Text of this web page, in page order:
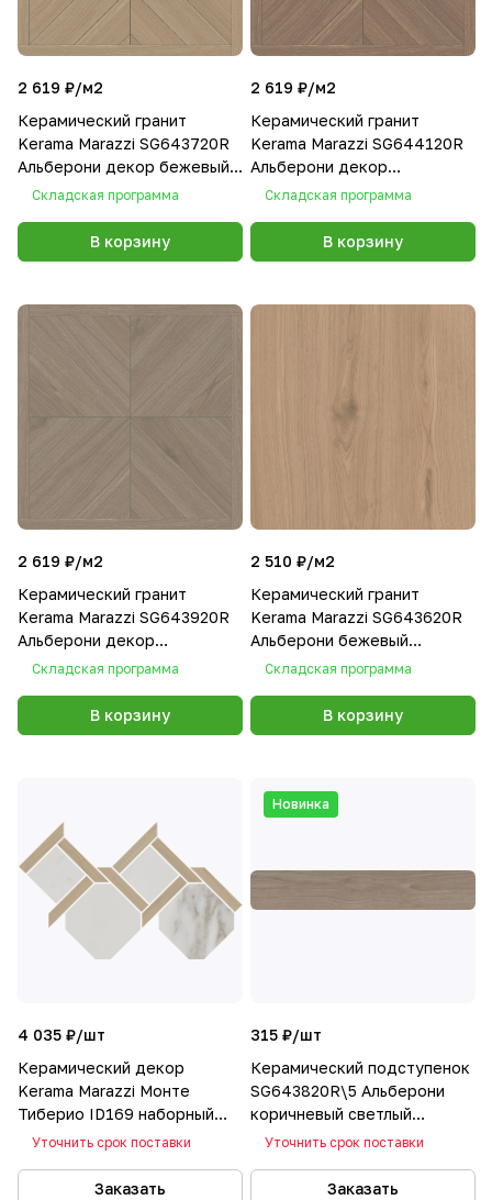
2 619 ₽/м2
Керамический гранит
Kerama Marazzi SG643720R
Альберони декор бежевый
матовый обрезной 60х60
Складская программа
В корзину
2 619 ₽/м2
Керамический гранит
Kerama Marazzi SG644120R
Альберони декор
коричневый матовый
Складская программа
В корзину
2 619 ₽/м2
Керамический гранит
Kerama Marazzi SG643920R
Альберони декор
коричневый светлый
Складская программа
В корзину
2 510 ₽/м2
Керамический гранит
Kerama Marazzi SG643620R
Альберони бежевый
матовый обрезной 60х60
Складская программа
В корзину
4 035 ₽/шт
Керамический декор
Kerama Marazzi Монте
Тиберио ID169 наборный
лаппатированный 48x29.5
Уточнить срок поставки
Заказать
Новинка
315 ₽/шт
Керамический подступенок
SG643820R\5 Альберони
коричневый светлый
матовый обрезной 60х10,7
Уточнить срок поставки
Заказать